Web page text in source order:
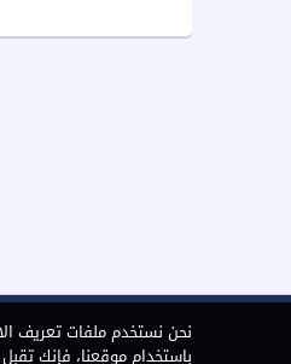
نحن نستخدم ملفات تعريف
باستخدام موقعنا، فإنك